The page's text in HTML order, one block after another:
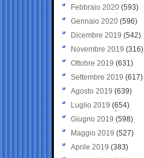
Febbraio 2020 (593)
Gennaio 2020 (596)
Dicembre 2019 (542)
Novembre 2019 (316)
Ottobre 2019 (631)
Settembre 2019 (617)
Agosto 2019 (639)
Luglio 2019 (654)
Giugno 2019 (598)
Maggio 2019 (527)
Aprile 2019 (383)